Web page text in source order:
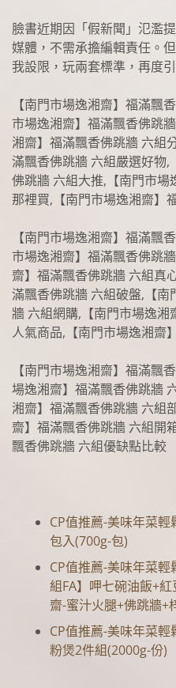
臉書近期因「假新聞」氾濫
媒體，不需承擔編輯責任。
我設限，玩兩套標準，再度
【南門市場逸湘齋】福滿飄
市場逸湘齋】福滿飄香佛跳
湘齋】福滿飄香佛跳牆 六組
滿飄香佛跳牆 六組嚴選好物
佛跳牆 六組大推,【南門市
那裡買,【南門市場逸湘齋】
【南門市場逸湘齋】福滿飄
市場逸湘齋】福滿飄香佛跳
齋】福滿飄香佛跳牆 六組真
滿飄香佛跳牆 六組破盤,【
牆 六組網購,【南門市場逸
人氣商品,【南門市場逸湘齋
【南門市場逸湘齋】福滿飄
場逸湘齋】福滿飄香佛跳牆
湘齋】福滿飄香佛跳牆 六組
齋】福滿飄香佛跳牆 六組開
飄香佛跳牆 六組優缺點比較
CP值推薦-美味年菜
包入(700g-包)
CP值推薦-美味年菜
組FA】呷七碗油飯+
齋-蜜汁火腿+佛跳牆+
CP值推薦-美味年菜
粉煲2件組(2000g-份)